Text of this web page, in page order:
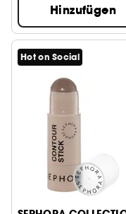
Hinzufügen
Hot on Social